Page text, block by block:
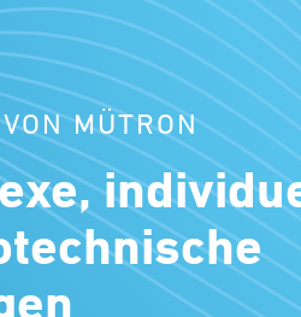
MÜTRON